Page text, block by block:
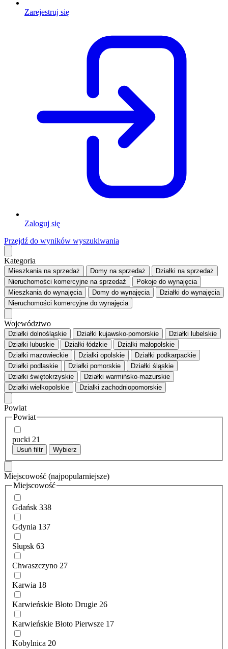
Zarejestruj się
Zaloguj się
Przejdź do wyników wyszukiwania
Kategoria
Mieszkaniana sprzedaż Domy na sprzedaż Działki na sprzedaż
Nieruchomości komercyjne na sprzedaż Pokoje do wynajęcia
Mieszkaniado wynajęcia Domy do wynajęcia Działki do wynajęcia
Nieruchomości komercyjne do wynajęcia
Województwo
Działki dolnośląskie Działki kujawsko-pomorskie
Działki lubelskie
Działki lubuskie
Działki łódzkie
Działki małopolskie
Działki mazowieckie
Działki opolskie
Działki podkarpackie
Działki podlaskie
Działki pomorskie
Działki śląskie
Działki świętokrzyskie
Działki warmińsko-mazurskie
Działki wielkopolskie
Działki zachodniopomorskie
Powiat
Powiat
pucki 21
Usuń filtr Wybierz
Miejscowość (najpopularniejsze)
Miejscowość
Gdańsk 338
Gdynia 137
Słupsk 63
Chwaszczyno 27
Karwia 18
Karwieńskie Błoto Drugie 26
Karwieńskie Błoto Pierwsze 17
Kobylnica 20